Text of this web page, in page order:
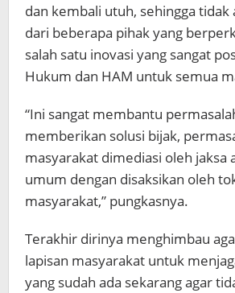
dan kembali utuh, sehingga tidak
dari beberapa pihak yang
salah satu inovasi yang sangat
Hukum dan HAM untuk semua
“Ini sangat membantu
memberikan solusi bijak,
masyarakat dimediasi oleh jaksa
umum dengan disaksikan oleh
masyarakat,” pungkasnya.
Terakhir dirinya menghimbau
lapisan masyarakat untuk
yang sudah ada sekarang agar